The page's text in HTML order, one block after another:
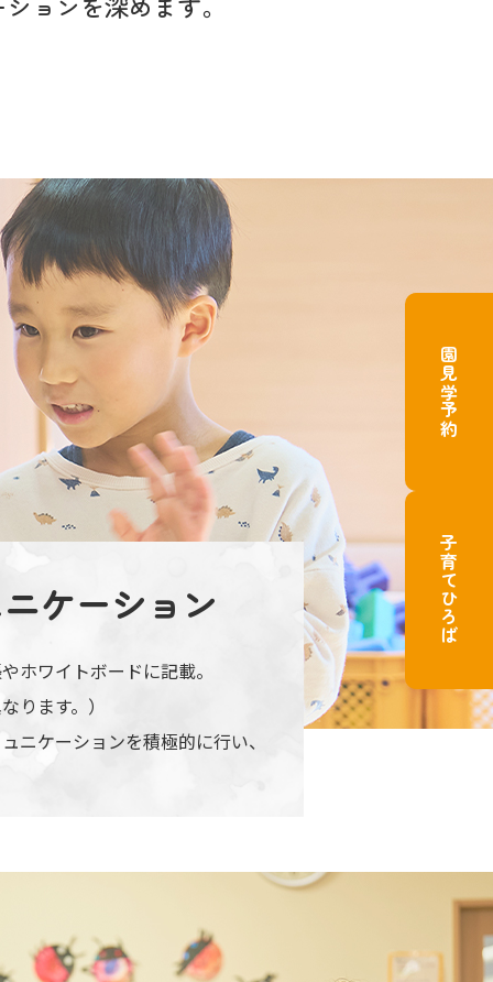
ケーション
ホワイトボードに記載。
ります。）
ニケーションを積極的に行い、
園見学予約
子育てひろば